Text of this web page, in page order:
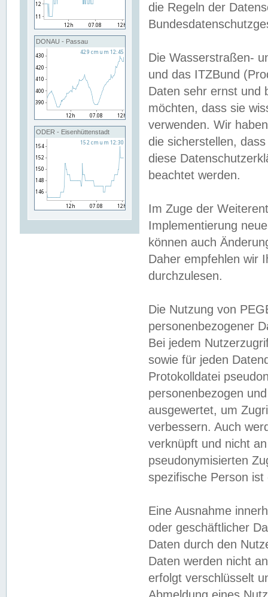
DONAU - Passau
ODER - Eisenhüttenstadt
die Regeln der
Die Wasserstraßen-
und das ITZBund
Daten sehr ernst und
möchten, dass sie
verwenden. Wir
die sicherstellen,
diese
beachtet werden.
Im Zuge der
Implementierung
können auch
Daher empfehlen wir
durchzulesen.
Die Nutzung von
personenbezogener
Bei jedem
sowie für jeden
Protokolldatei
personenbezogen
ausgewertet, um
verbessern. Auch
verknüpft und nicht
pseudonymisierten
spezifische Person
Eine Ausnahme
oder geschäftlicher
Daten durch den
Daten werden nicht
erfolgt verschlüsselt